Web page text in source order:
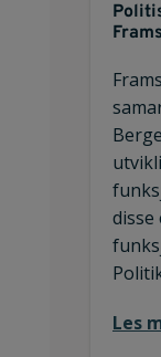
disse
Les